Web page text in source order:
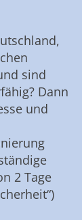
sind
Dann
und
2 Tage